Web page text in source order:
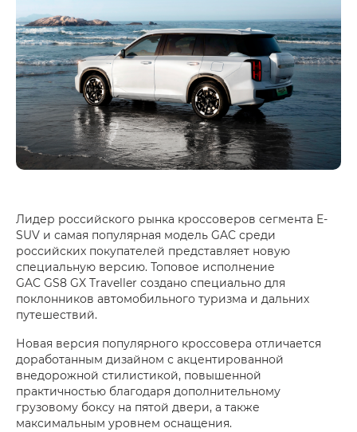
Лидер российского рынка кроссоверов сегмента E-
SUV и самая популярная модель GAC среди
российских покупателей представляет новую
специальную версию. Топовое исполнение
GAC GS8 GX Traveller создано специально для
поклонников автомобильного туризма и дальних
путешествий.
Новая версия популярного кроссовера отличается
доработанным дизайном с акцентированной
внедорожной стилистикой, повышенной
практичностью благодаря дополнительному
грузовому боксу на пятой двери, а также
максимальным уровнем оснащения.